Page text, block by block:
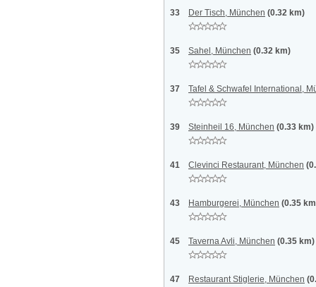
33 Der Tisch, München (0.32 km)
35 Sahel, München (0.32 km)
37 Tafel & Schwafel International,
39 Steinheil 16, München (0.33 km)
41 Clevinci Restaurant, München
43 Hamburgerei, München (0.35
45 Taverna Avli, München (0.35 km)
47 Restaurant Stiglerie, München